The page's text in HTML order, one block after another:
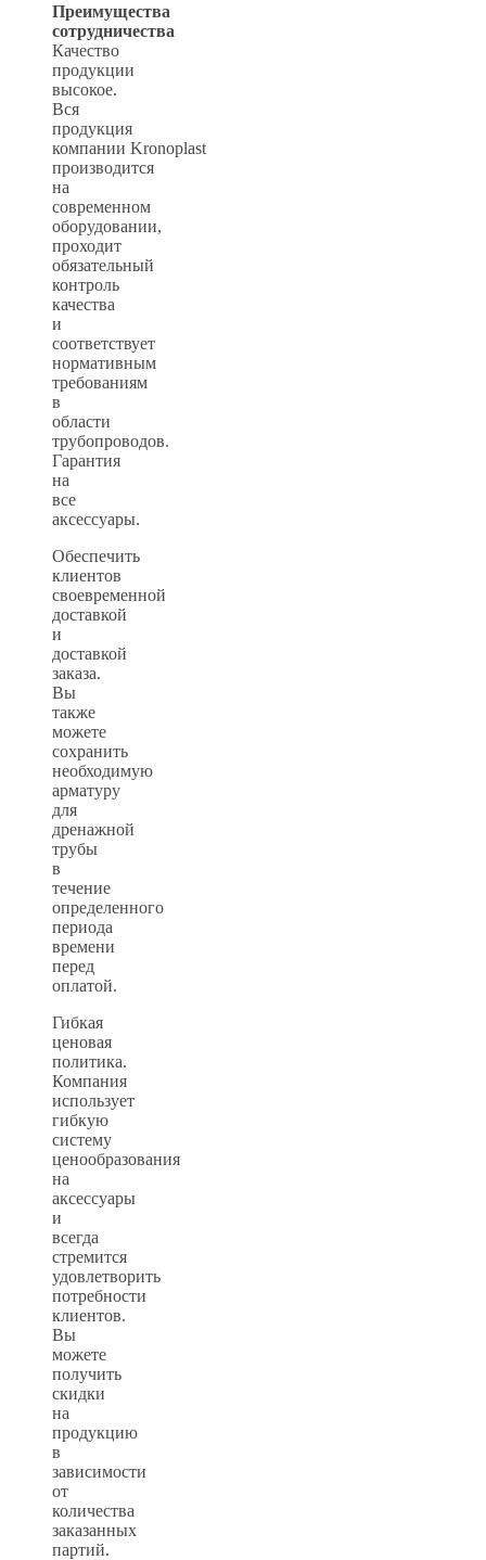
Преимущества
сотрудничества
Качество
продукции
высокое.
Вся
продукция
компании Kronoplast
производится
на
современном
оборудовании,
проходит
обязательный
контроль
качества
и
соответствует
нормативным
требованиям
в
области
трубопроводов.
Гарантия
на
все
аксессуары.
Обеспечить
клиентов
своевременной
доставкой
и
доставкой
заказа.
Вы
также
можете
сохранить
необходимую
арматуру
для
дренажной
трубы
в
течение
определенного
периода
времени
перед
оплатой.
Гибкая
ценовая
политика.
Компания
использует
гибкую
систему
ценообразования
на
аксессуары
и
всегда
стремится
удовлетворить
потребности
клиентов.
Вы
можете
получить
скидки
на
продукцию
в
зависимости
от
количества
заказанных
партий.